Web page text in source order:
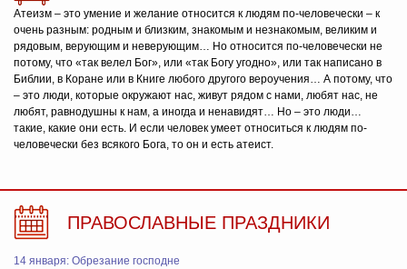
Атеизм – это умение и желание относится к людям по-человечески – к
очень разным: родным и близким, знакомым и незнакомым, великим и
рядовым, верующим и неверующим… Но относится по-человечески не
потому, что «так велел Бог», или «так Богу угодно», или так написано в
Библии, в Коране или в Книге любого другого вероучения… А потому, что
– это люди, которые окружают нас, живут рядом с нами, любят нас, не
любят, равнодушны к нам, а иногда и ненавидят… Но – это люди…
такие, какие они есть. И если человек умеет относиться к людям по-
человечески без всякого Бога, то он и есть атеист.
ПРАВОСЛАВНЫЕ ПРАЗДНИКИ
14 января: Обрезание господне